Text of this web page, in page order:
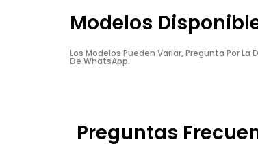
Modelos
Los Modelos Pueden Variar, Pregunta Por
De WhatsApp.
Preguntas